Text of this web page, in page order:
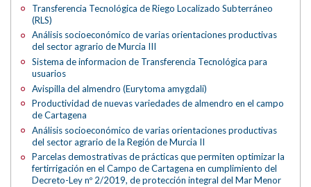
Transferencia Tecnológica de Riego Localizado Subterráneo
(RLS)
Análisis socioeconómico de varias orientaciones productivas
del sector agrario de Murcia III
Sistema de informacion de Transferencia Tecnológica para
usuarios
Avispilla del almendro (Eurytoma amygdali)
Productividad de nuevas variedades de almendro en el campo
de Cartagena
Análisis socioeconómico de varias orientaciones productivas
del sector agrario de la Región de Murcia II
Parcelas demostrativas de prácticas que permiten optimizar la
fertirrigación en el Campo de Cartagena en cumplimiento del
Decreto-Ley nº 2/2019, de protección integral del Mar Menor